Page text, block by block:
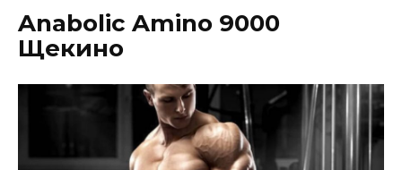
Anabolic Amino 9000
Щекино